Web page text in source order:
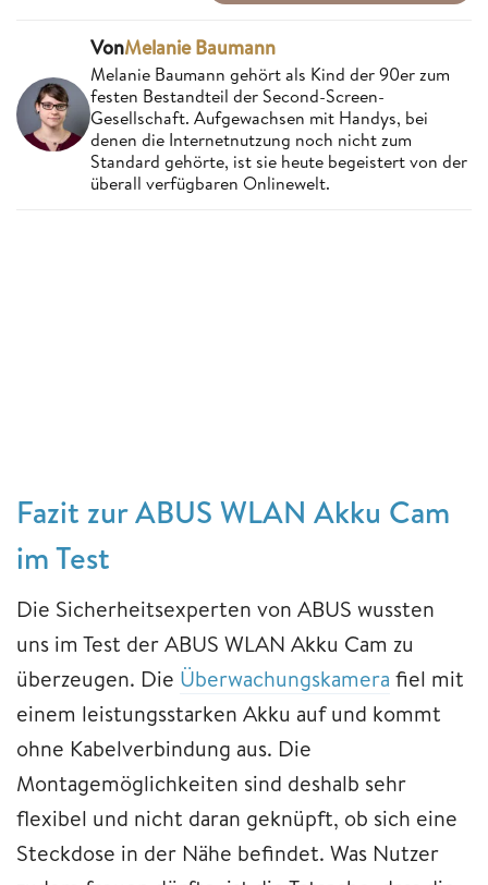
VonMelanie Baumann
Melanie Baumann gehört als Kind der 90er zum
festen Bestandteil der Second-Screen-
Gesellschaft. Aufgewachsen mit Handys, bei
denen die Internetnutzung noch nicht zum
Standard gehörte, ist sie heute begeistert von der
überall verfügbaren Onlinewelt.
Fazit zur ABUS WLAN Akku Cam
im Test
Die Sicherheitsexperten von ABUS wussten
uns im Test der ABUS WLAN Akku Cam zu
überzeugen. Die Überwachungskamera fiel mit
einem leistungsstarken Akku auf und kommt
ohne Kabelverbindung aus. Die
Montagemöglichkeiten sind deshalb sehr
flexibel und nicht daran geknüpft, ob sich eine
Steckdose in der Nähe befindet. Was Nutzer